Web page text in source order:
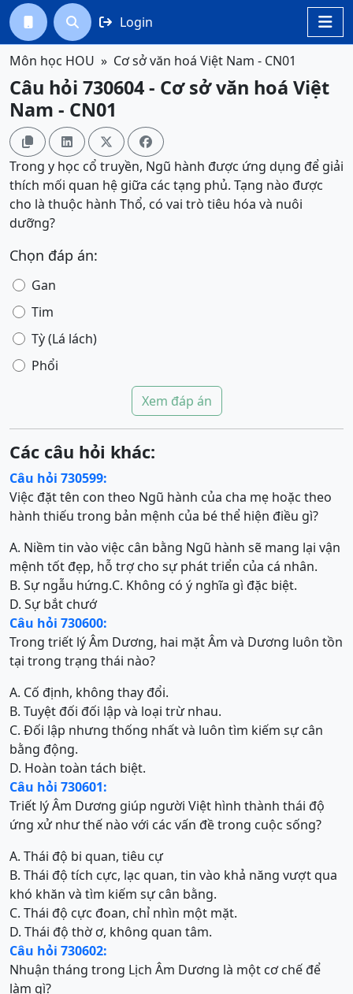

  Login
Môn học HOU Cơ sở văn hoá Việt Nam - CN01
Câu hỏi 730604 - Cơ sở văn hoá Việt
Nam - CN01
   
Trong y học cổ truyền, Ngũ hành được ứng dụng để giải
thích mối quan hệ giữa các tạng phủ. Tạng nào được
cho là thuộc hành Thổ, có vai trò tiêu hóa và nuôi
dưỡng?
Chọn đáp án:
Gan
Tim
Tỳ (Lá lách)
Phổi
Xem đáp án
Các câu hỏi khác:
Câu hỏi 730599:
Việc đặt tên con theo Ngũ hành của cha mẹ hoặc theo
hành thiếu trong bản mệnh của bé thể hiện điều gì?
A. Niềm tin vào việc cân bằng Ngũ hành sẽ mang lại vận
mệnh tốt đẹp, hỗ trợ cho sự phát triển của cá nhân.
B. Sự ngẫu hứng.C. Không có ý nghĩa gì đặc biệt.
D. Sự bắt chướ
Câu hỏi 730600:
Trong triết lý Âm Dương, hai mặt Âm và Dương luôn tồn
tại trong trạng thái nào?
A. Cố định, không thay đổi.
B. Tuyệt đối đối lập và loại trừ nhau.
C. Đối lập nhưng thống nhất và luôn tìm kiếm sự cân
bằng động.
D. Hoàn toàn tách biệt.
Câu hỏi 730601:
Triết lý Âm Dương giúp người Việt hình thành thái độ
ứng xử như thế nào với các vấn đề trong cuộc sống?
A. Thái độ bi quan, tiêu cự
B. Thái độ tích cực, lạc quan, tin vào khả năng vượt qua
khó khăn và tìm kiếm sự cân bằng.
C. Thái độ cực đoan, chỉ nhìn một mặt.
D. Thái độ thờ ơ, không quan tâm.
Câu hỏi 730602:
Nhuận tháng trong Lịch Âm Dương là một cơ chế để
làm gì?